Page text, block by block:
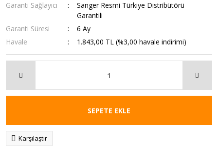
Garanti Sağlayıcı
Sanger Resmi Türkiye Distribütörü
Garantili
Garanti Süresi
6 Ay
Havale
1.843,00 TL (%3,00 havale indirimi)
SEPETE EKLE
Karşılaştır